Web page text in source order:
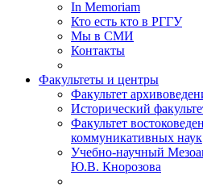
In Memoriam
Кто есть кто в РГГУ
Мы в СМИ
Контакты
Факультеты и центры
Факультет
Исторический
Факультет
коммуникативных наук
Учебно-научный
Ю.В. Кнорозова